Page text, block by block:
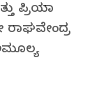
ಪ್ರಿಯಾ
ರಾಘವೇಂದ್ರ